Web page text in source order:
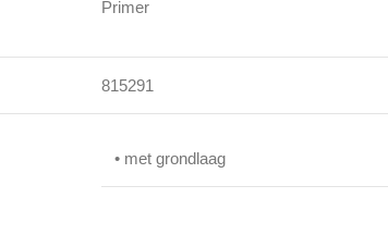
Primer
815291
• met grondlaag